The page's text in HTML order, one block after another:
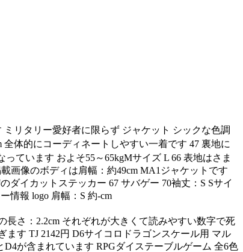
リタリー愛好者に限らず ジャケット シックな色調
体的にコーディネートしやすい一着です 47 裏地に
ています およそ55～65kgMサイズ L 66 表地はさま
画像のボディは肩幅：約49cm MA1ジャケットです
ダイカットステッカー 67 サバゲー 70袖丈：S Sサイ
情報 logo 肩幅：S 約-cm
さ：2.2cm それぞれが大きくて読みやすい数字で死
す TJ 2142円 D6サイコロドラゴンスケール用 マル
が含まれています RPGダイステーブルゲーム 全6色